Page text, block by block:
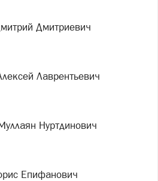
Дмитриевич
Лаврентьевич
Нуртдинович
Епифанович